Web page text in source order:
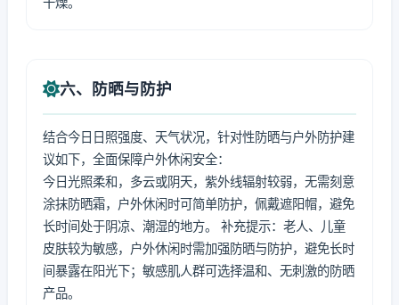
六、防晒与防护
结合今日日照强度、天气状况，针对性防晒与户外防护建
议如下，全面保障户外休闲安全：
今日光照柔和，多云或阴天，紫外线辐射较弱，无需刻意
涂抹防晒霜，户外休闲时可简单防护，佩戴遮阳帽，避免
长时间处于阴凉、潮湿的地方。 补充提示：老人、儿童
皮肤较为敏感，户外休闲时需加强防晒与防护，避免长时
间暴露在阳光下；敏感肌人群可选择温和、无刺激的防晒
产品。